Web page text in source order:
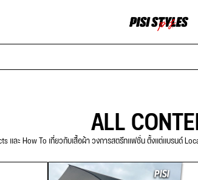
ALL
และ How To เกี่ยวกับเสื้อผ้า วงการสตรีทแฟชั่น ตั้งแต่แบรนด์